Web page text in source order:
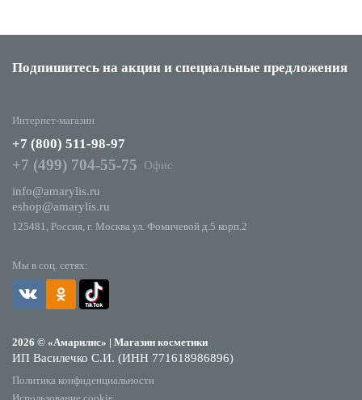
Подпишитесь на акции и специальные предложения
Мы в соц. сетях:
2026 © «Амарилис» | Магазин косметики
ИП Василечко С.И. (ИНН 771618986896)
Политика конфиденциальности
Интернет-магазин
+7 (800) 511-98-97
+7 (499) 704-55-75
Офис
info@amarylis.ru
eshop@amarylis.ru
125481, Россия, г. Москва ул. Фомичевой д.5 корп.2